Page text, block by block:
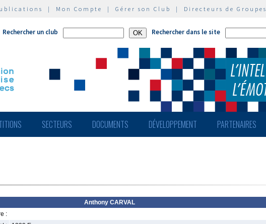
| Mon Compte | Gérer son Club | Directeurs de Groupes
Rechercher un club Rechercher dans le site
SECTEURS DOCUMENTS DÉVELOPPEMENT PARTENAIRES
Anthony CARVAL
: